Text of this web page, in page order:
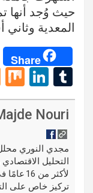
حيث وُجد أنها
المعدية
Share
T
u
m
bl
r
Li
n
ke
n
Nouri
مجدي النوري
التحليل
لأكثر
تركيز خاص على